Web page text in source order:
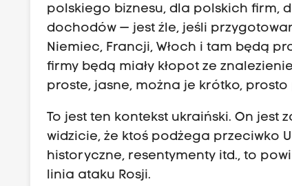
polskiego biznesu, dla polskich firm,
dochodów — jest źle, jeśli
Niemiec, Francji, Włoch i tam będą
firmy będą miały kłopot ze
proste, jasne, można je krótko, prosto
To jest ten kontekst ukraiński. On jest
widzicie, że ktoś podżega przeciwko
historyczne, resentymenty itd., to
linia ataku Rosji.